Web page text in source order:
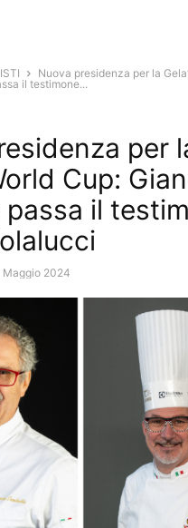
Nuova presidenza per la
il testimone...
per
Cup:
il
Maggio 2024